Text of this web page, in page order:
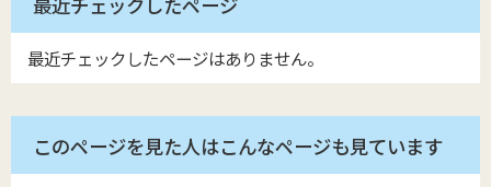
最近チェックしたページはありません。
このページを見た人はこんなページも見ています